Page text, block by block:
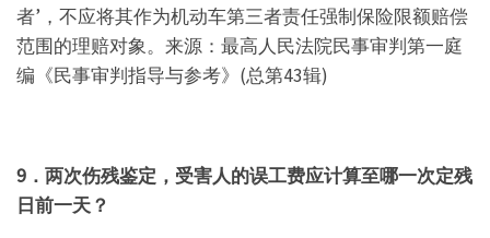
者’，不应将其作为机动车第三者责任强制保险限额赔偿
范围的理赔对象。来源：最高人民法院民事审判第一庭
编《民事审判指导与参考》(总第43辑)
9．两次伤残鉴定，受害人的误工费应计算至哪一次定残
日前一天？